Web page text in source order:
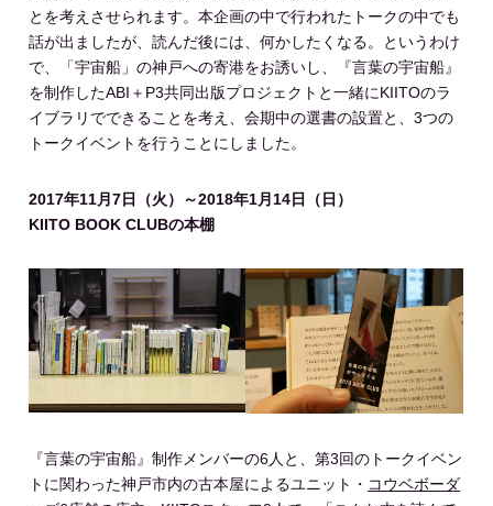
とを考えさせられます。本企画の中で行われたトークの中でも
話が出ましたが、読んだ後には、何かしたくなる。というわけ
で、「宇宙船」の神戸への寄港をお誘いし、『言葉の宇宙船』
を制作したABI＋P3共同出版プロジェクトと一緒にKIITOのラ
イブラリでできることを考え、会期中の選書の設置と、3つの
トークイベントを行うことにしました。
2017年11月7日（火）～2018年1月14日（日）
KIITO BOOK CLUBの本棚
『言葉の宇宙船』制作メンバーの6人と、第3回のトークイベン
トに関わった神戸市内の古本屋によるユニット・ コウベボーダ